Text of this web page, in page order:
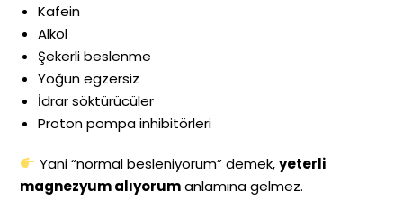
Kafein
Alkol
Şekerli beslenme
Yoğun egzersiz
İdrar söktürücüler
Proton pompa inhibitörleri
Yani “normal besleniyorum” demek,yeterli
magnezyum alıyorumanlamına gelmez.